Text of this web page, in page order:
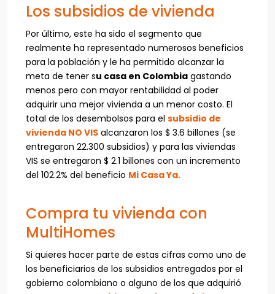
Los subsidios de vivienda
Por último, este ha sido el segmento que
realmente ha representado numerosos beneficios
para la población y le ha permitido alcanzar la
meta de tener su casa en Colombia gastando
menos pero con mayor rentabilidad al poder
adquirir una mejor vivienda a un menor costo. El
total de los desembolsos para el subsidio de
vivienda NO VIS alcanzaron los $ 3.6 billones (se
entregaron 22.300 subsidios) y para las viviendas
VIS se entregaron $ 2.1 billones con un incremento
del 102.2% del beneficio Mi Casa Ya.
Compra tu vivienda con
MultiHomes
Si quieres hacer parte de estas cifras como uno de
los beneficiarios de los subsidios entregados por el
gobierno colombiano o alguno de los que adquirió